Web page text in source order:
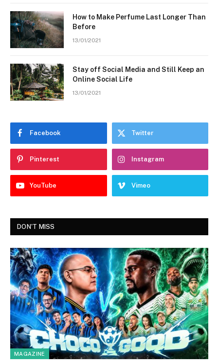
How to Make Perfume Last Longer Than
Before
13/01/2021
Stay off Social Media and Still Keep an
Online Social Life
13/01/2021
Facebook Twitter
Pinterest Instagram
YouTube Vimeo
DON'T MISS
MAGAZINE